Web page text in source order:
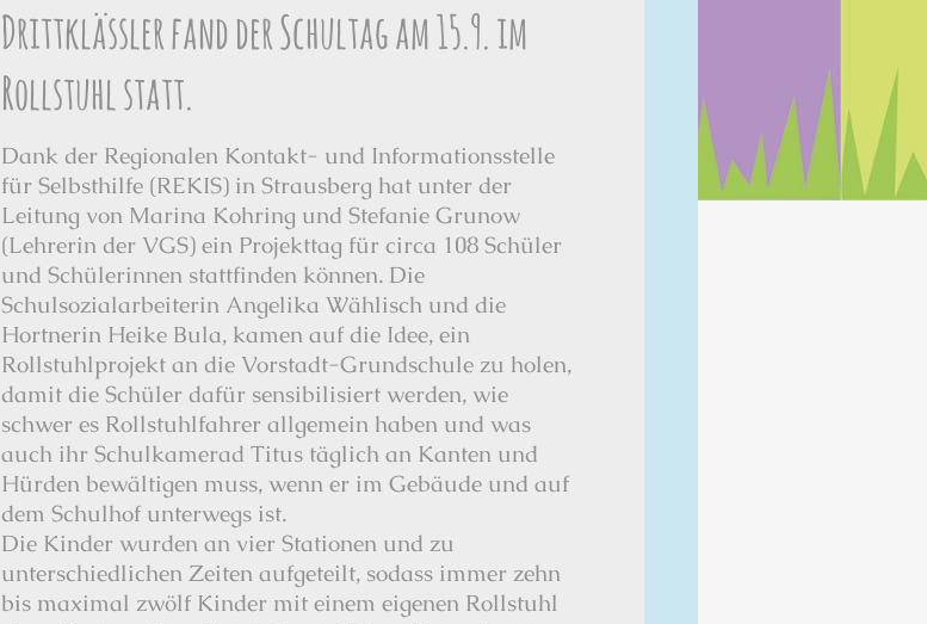
Drittklässler fand der Schultag am 15.9. im
Rollstuhl statt.
Dank der Regionalen Kontakt- und Informationsstelle
für Selbsthilfe (REKIS) in Strausberg hat unter der
Leitung von Marina Kohring und Stefanie Grunow
(Lehrerin der VGS) ein Projekttag für circa 108 Schüler
und Schülerinnen stattfinden können. Die
Schulsozialarbeiterin Angelika Wählisch und die
Hortnerin Heike Bula, kamen auf die Idee, ein
Rollstuhlprojekt an die Vorstadt-Grundschule zu holen,
damit die Schüler dafür sensibilisiert werden, wie
schwer es Rollstuhlfahrer allgemein haben und was
auch ihr Schulkamerad Titus täglich an Kanten und
Hürden bewältigen muss, wenn er im Gebäude und auf
dem Schulhof unterwegs ist.
Die Kinder wurden an vier Stationen und zu
unterschiedlichen Zeiten aufgeteilt, sodass immer zehn
bis maximal zwölf Kinder mit einem eigenen Rollstuhl